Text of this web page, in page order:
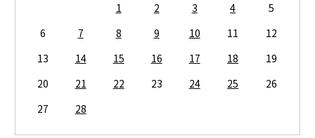
1 2 3 4
5
6
7 8 9 10 11
12
13
14 15 16 17 18
19
20
21 22 23 24 25
26
27
28